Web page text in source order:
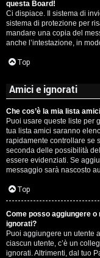
questa Board!
Ci dispiace. Il sistema di
sistema di protezione per
mandare una copia del
anche l’intestazione, in
Top
Amici e ignorati
Che cos’è la mia lista
Puoi usare queste liste per
tua lista amici saranno
rapidamente controllare se
seconda delle possibilità
essere evidenziati. Se
messaggio sarà nascosto
Top
Come posso aggiungere
ignorati?
Puoi aggiungere un utente
ciascun utente, c’è un
ignorati. Altrimenti, dal tuo